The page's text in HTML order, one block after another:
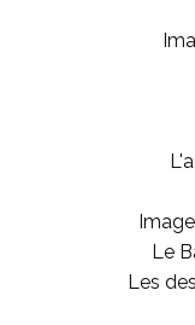
Le
Les